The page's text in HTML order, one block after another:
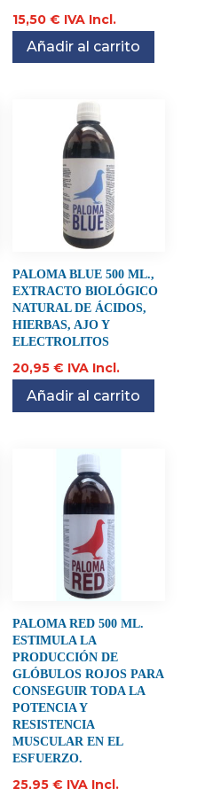
15,50€ IVA Incl.
Añadir al carrito
PALOMA BLUE 500 ML.,
EXTRACTO BIOLÓGICO
NATURAL DE ÁCIDOS,
HIERBAS, AJO Y
ELECTROLITOS
20,95€ IVA Incl.
Añadir al carrito
PALOMA RED 500 ML.
ESTIMULA LA
PRODUCCIÓN DE
GLÓBULOS ROJOS PARA
CONSEGUIR TODA LA
POTENCIA Y
RESISTENCIA
MUSCULAR EN EL
ESFUERZO.
25,95€ IVA Incl.